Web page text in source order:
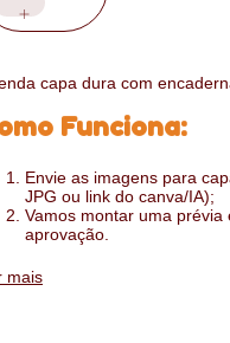
capa dura com
Funciona:
Envie as imagens para
JPG ou link do canva/IA);
Vamos montar uma prévia
aprovação.
mais